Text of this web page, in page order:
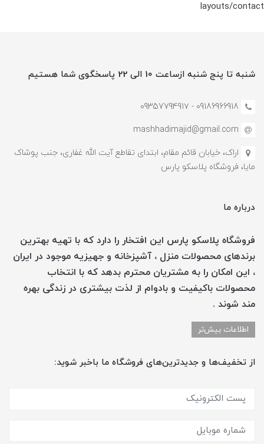
layouts/contact
شنبه تا پنج شنبه ازساعت 10 الی 22 پاسخگوی شما هستیم
09186966918 - 0935779491۷
mashhadimajid@gmail.com
اراک، خیابان قائم مقام، ابتدای تقاطع آیت الله غفاری، جنب پوشاک
مایا، فروشگاه پلاسکو پارس
درباره ما
فروشگاه پلاسکو پارس این افتخار را دارد که با تهیه بهترین
برندهای محصولات منزل ، آشپزخانه و جهیزیه موجود در ایران
، این امکان را به مشتریان محترم بدهد که با انتخاب
محصولات باکیفیت و بادوام از لذت بیشتری در زندگی بهره
مند شوند .
اطلاعات بیش‌تر
از تخفیف‌ها و جدیدترین‌های فروشگاه ما باخبر شوید: